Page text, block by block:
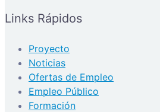
Links Rápidos
Proyecto
Noticias
Ofertas de Empleo
Empleo Público
Formación